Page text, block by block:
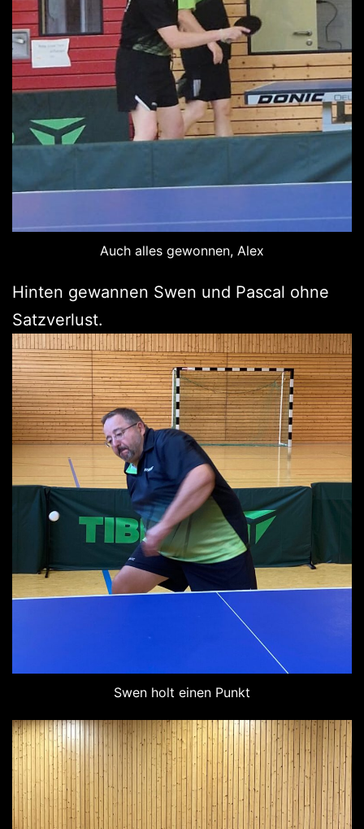
Auch alles gewonnen, Alex
Hinten gewannen Swen und Pascal ohne
Satzverlust.
Swen holt einen Punkt